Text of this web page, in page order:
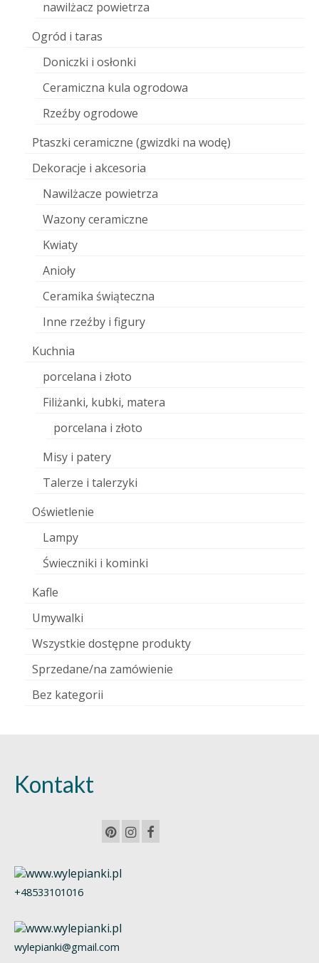
nawilżacz powietrza
Ogród i taras
Doniczki i osłonki
Ceramiczna kula ogrodowa
Rzeźby ogrodowe
Ptaszki ceramiczne (gwizdki na wodę)
Dekoracje i akcesoria
Nawilżacze powietrza
Wazony ceramiczne
Kwiaty
Anioły
Ceramika świąteczna
Inne rzeźby i figury
Kuchnia
porcelana i złoto
Filiżanki, kubki, matera
porcelana i złoto
Misy i patery
Talerze i talerzyki
Oświetlenie
Lampy
Świeczniki i kominki
Kafle
Umywalki
Wszystkie dostępne produkty
Sprzedane/na zamówienie
Bez kategorii
Kontakt
+48533101016
wylepianki@gmail.com